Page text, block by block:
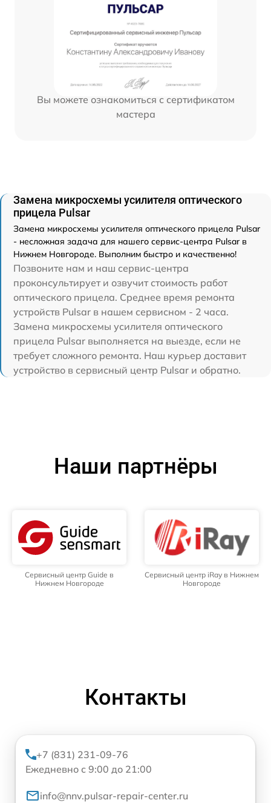
Вы можете ознакомиться с сертификатом
мастера
Замена микросхемы усилителя оптического
прицела Pulsar
Замена микросхемы усилителя оптического прицела Pulsar
- несложная задача для нашего сервис-центра Pulsar в
Нижнем Новгороде. Выполним быстро и качественно!
Позвоните нам и наш сервис-центра
проконсультирует и озвучит стоимость работ
оптического прицела. Среднее время ремонта
устройств Pulsar в нашем сервисном - 2 часа.
Замена микросхемы усилителя оптического
прицела Pulsar выполняется на выезде, если не
требует сложного ремонта. Наш курьер доставит
устройство в сервисный центр Pulsar и обратно.
Наши партнёры
Сервисный центр Guide в
Нижнем Новгороде
Сервисный центр iRay в Нижнем
Новгороде
Контакты
+7 (831) 231-09-76
Ежедневно с 9:00 до 21:00
info@nnv.pulsar-repair-center.ru